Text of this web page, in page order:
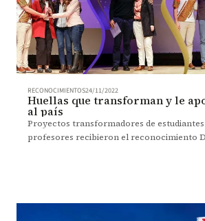
RECONOCIMIENTOS24/11/2022
Huellas que transforman y le
al país
Proyectos transformadores de
profesores recibieron el reconocimiento